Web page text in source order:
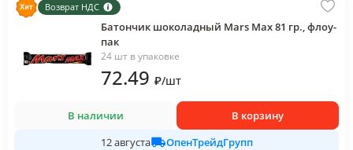
Возврат НДС
Батончик шоколадный Mars Max 81 гр., флоу-
пак
24 шт в упаковке
72.49 ₽/шт
В наличии
В корзину
12 августа
ОпенТрейдГрупп